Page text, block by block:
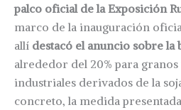
palco oficial de la Exposición
marco de la inauguración
allí destacó el anuncio sobre la
alrededor del 20% para
industriales derivados de la
concreto, la medida